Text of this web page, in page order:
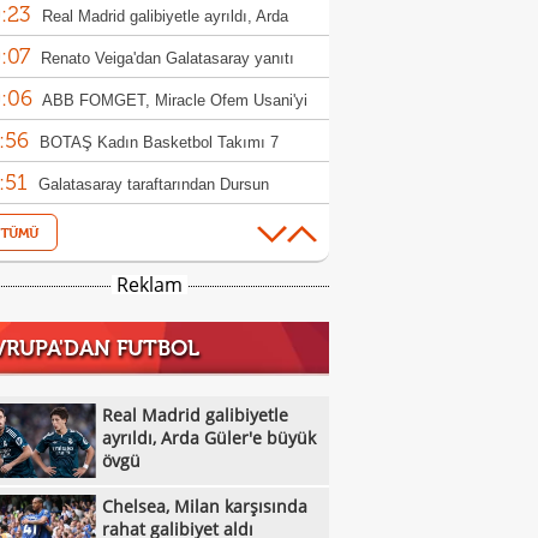
iyiydi"
Real Madrid galibiyetle ayrıldı, Arda
büyük övgü
Renato Veiga'dan Galatasaray yanıtı
ABB FOMGET, Miracle Ofem Usani'yi
kattı
BOTAŞ Kadın Basketbol Takımı 7
yaptı
Galatasaray taraftarından Dursun
transfer tepkisi!
Yunus Akgün: "5. şampiyonluğa emin
yürüyeceğiz"
7 gollü maçta Antalyaspor,
etti! İsmail Köybaşı: "Bugün buraya kalbimi
Kırmızı kart sonrası Okan Buruk'tan olay
Galatasaray evinde Villarreal'e mağlup
Fatih Tekke'den Salah, Saviolo ve
Reklam
FUTBOL
Real Madrid galibiyetle
ayrıldı, Arda Güler'e büyük
övgü
Chelsea, Milan karşısında
rahat galibiyet aldı